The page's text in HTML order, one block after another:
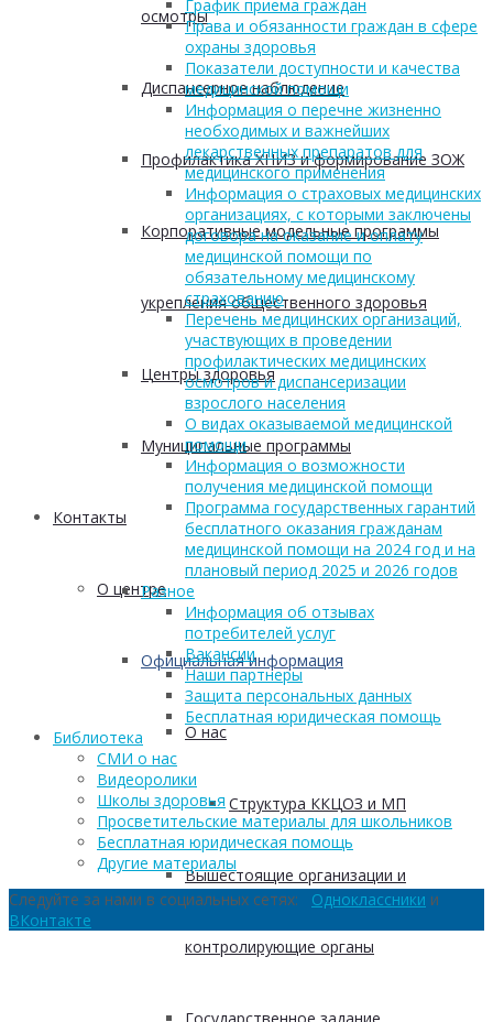
осмотры
Диспансерное наблюдение
Профилактика ХНИЗ и формирование ЗОЖ
Корпоративные модельные программы
укрепления общественного здоровья
Центры здоровья
Муниципальные программы
Контакты
О центре
Официальная информация
О нас
Структура ККЦОЗ и МП
Вышестоящие организации и
контролирующие органы
График приема граждан
Права и обязанности граждан в сфере
охраны здоровья
Показатели доступности и качества
медицинской помощи
Информация о перечне жизненно
необходимых и важнейших
лекарственных препаратов для
медицинского применения
Информация о страховых медицинских
организациях, с которыми заключены
договора на оказание и оплату
медицинской помощи по
обязательному медицинскому
страхованию
Перечень медицинских организаций,
участвующих в проведении
профилактических медицинских
осмотров и диспансеризации
взрослого населения
О видах оказываемой медицинской
помощи
Информация о возможности
получения медицинской помощи
Программа государственных гарантий
бесплатного оказания гражданам
медицинской помощи на 2024 год и на
плановый период 2025 и 2026 годов
Разное
Информация об отзывах
потребителей услуг
Вакансии
Наши партнеры
Защита персональных данных
Бесплатная юридическая помощь
Библиотека
СМИ о нас
Видеоролики
Школы здоровья
Просветительские материалы для школьников
Бесплатная юридическая помощь
Другие материалы
Следуйте за нами в социальных сетях: Одноклассники и
ВКонтакте